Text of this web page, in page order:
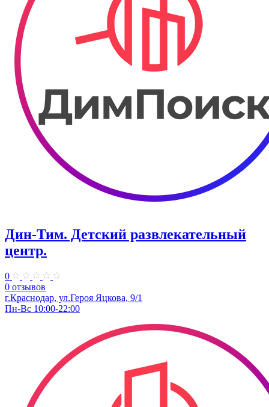
Дин-Тим. Детский развлекательный
центр.
0
0 отзывов
г.Краснодар, ул.Героя Яцкова, 9/1
Пн-Вс 10:00-22:00